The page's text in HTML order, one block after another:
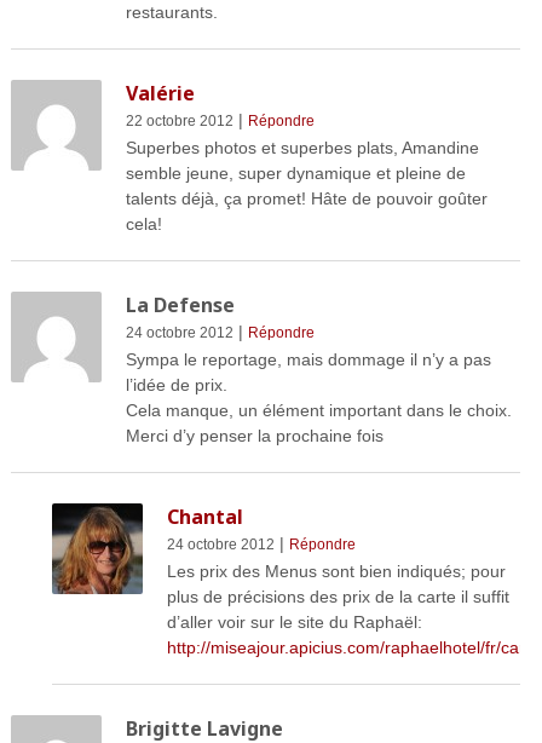
restaurants.
Valérie
22 octobre 2012 | Répondre
Superbes photos et superbes plats, Amandine
semble jeune, super dynamique et pleine de
talents déjà, ça promet! Hâte de pouvoir goûter
cela!
La Defense
24 octobre 2012 | Répondre
Sympa le reportage, mais dommage il n’y a pas
l’idée de prix.
Cela manque, un élément important dans le choix.
Merci d’y penser la prochaine fois
Chantal
24 octobre 2012 | Répondre
Les prix des Menus sont bien indiqués; pour
plus de précisions des prix de la carte il suffit
d’aller voir sur le site du Raphaël:
http://miseajour.apicius.com/raphaelhotel/fr/
Brigitte Lavigne